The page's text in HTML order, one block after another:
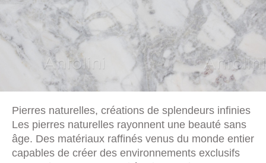
Pierres naturelles, créations de splendeurs infinies
Les pierres naturelles rayonnent une beauté sans
âge. Des matériaux raffinés venus du monde entier
capables de créer des environnements exclusifs